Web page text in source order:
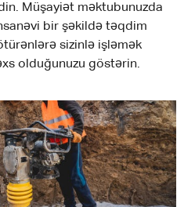
Müşayiət məktubunuzda
bir şəkildə təqdim
sizinlə işləmək
olduğunuzu göstərin.